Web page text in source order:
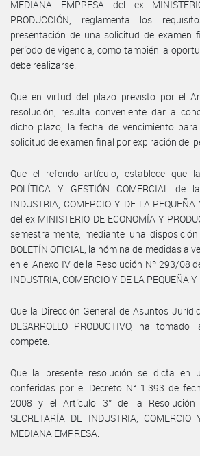
MEDIANA EMPRESA del ex
PRODUCCIÓN, reglamenta los
presentación de una solicitud de examen
período de vigencia, como también la
debe realizarse.
Que en virtud del plazo previsto por el
resolución, resulta conveniente dar a
dicho plazo, la fecha de vencimiento
solicitud de examen final por expiración del
Que el referido artículo, establece que la
POLÍTICA Y GESTIÓN COMERCIAL de
INDUSTRIA, COMERCIO Y DE LA
del ex MINISTERIO DE ECONOMÍA Y
semestralmente, mediante una
BOLETÍN OFICIAL, la nómina de medidas a
en el Anexo IV de la Resolución Nº 293/08
INDUSTRIA, COMERCIO Y DE LA PEQUEÑA
Que la Dirección General de Asuntos
DESARROLLO PRODUCTIVO, ha
compete.
Que la presente resolución se dicta en
conferidas por el Decreto N° 1.393 de
2008 y el Artículo 3° de la
SECRETARÍA DE INDUSTRIA,
MEDIANA EMPRESA.